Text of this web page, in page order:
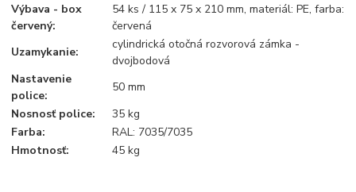
Výbava - box
červený:
54 ks / 115 x 75 x 210 mm, materiál: PE, farba:
červená
Uzamykanie:
cylindrická otočná rozvorová zámka -
dvojbodová
Nastavenie
police:
50 mm
Nosnosť police:
35 kg
Farba:
RAL: 7035/7035
Hmotnosť:
45 kg